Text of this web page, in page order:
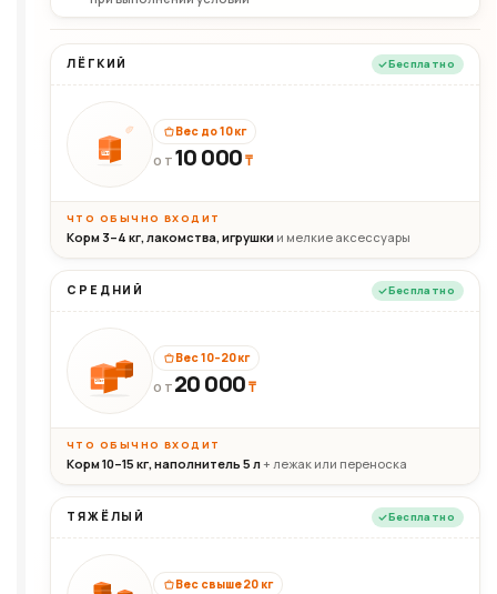
ЛЁГКИЙ Бесплатно
10кг
Вес до 10 кг
ОТ 10 000₸
ЧТО ОБЫЧНО ВХОДИТ
Корм 3–4 кг, лакомства, игрушки и мелкие аксессуары
СРЕДНИЙ Бесплатно
20кг
Вес 10–20 кг
ОТ 20 000₸
ЧТО ОБЫЧНО ВХОДИТ
Корм 10–15 кг, наполнитель 5 л+ лежак или переноска
ТЯЖЁЛЫЙ Бесплатно
Вес свыше 20 кг